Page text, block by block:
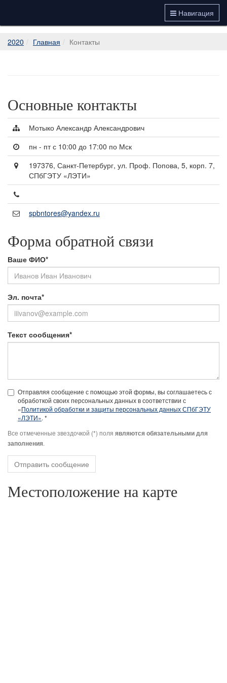
Навигация
2020 Главная Контакты
Основные контакты
Мотыко Александр Александрович
пн - пт с 10:00 до 17:00 по Мск
197376, Санкт-Петербург, ул. Проф. Попова, 5, корп. 7,
СПбГЭТУ «ЛЭТИ»
spbntores@yandex.ru
Форма обратной связи
Ваше ФИО*
Эл. почта*
Текст сообщения*
Отправляя сообщение с помощью этой формы, вы соглашаетесь с
обработкой своих персональных данных в соответствии с
«Политикой обработки и защиты персональных данных СПбГЭТУ
«ЛЭТИ». *
Все отмеченные звездочкой (*) поля являются обязательными для
заполнения.
Отправить сообщение
Местоположение на карте